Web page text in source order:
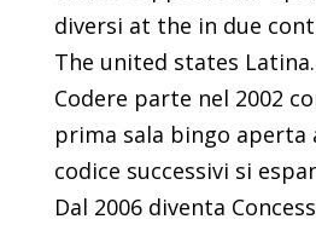
diversi at the in due
The united states
Codere parte nel 2002
prima sala bingo aperta
codice successivi si
Dal 2006 diventa